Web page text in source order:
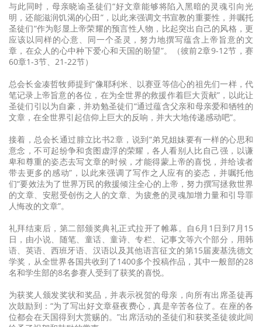
与此同时，母亲晓谕圣徒们“好文章能够将陷入黑暗的灵魂引向光
明，还能滋润饥渴的心田”，以此来强调文书宣教的重要性，并嘱托
圣徒们“作为彰显上帝荣耀的预言性人物，比起突出自己的风格，更
应该以同样的心意、同一个圣灵，努力地撰写蕴含上帝旨意的文
章，在众人的心中种下爱心和天国的盼望”。（彼前2章9-12节，赛
60章1-3节、21-22节）
总会长金凑哲牧师提到“像耶利米、以赛亚等信心的祖先们一样，代
笔记录上帝旨意的各位，在为全世界的救援作着巨大贡献”，以此让
圣徒们引以为自豪，并劝勉圣徒们“通过蕴含父亲和母亲爱和牺牲的
文章，在全世界引起信仰上巨大的反响，并大大地传递感动吧”。
接着，总会长通过腓立比书2章，说到“弟兄姐妹要有一样的心思和
意念，不可起纷争和贪图虚浮的荣耀，各人看别人比自己强，以谦
卑和尊重的姿态去写文章的时候，才能得蒙上帝的喜悦，并给读者
带去更多的感动”，以此来强调了写作之人应有的姿态，并嘱托他
们“要效法为了世界万民的救援倾注全心的上帝，努力撰写拯救世界
的文章、安慰受创伤之人的文章、为疲惫的灵魂加增力量和引导罪
人悔改的文章”。
礼拜结束后，第二部颁奖典礼正式拉开了帷幕。自6月1日到7月15
日，由小说、随笔、童话、童诗、专栏、记事文等六个部分，用韩
语、英语、西班牙语、汉语以及其他语言征文的第15届麦基洗德文
学奖，从全世界各国共收到了1400多个投稿作品，其中一般部的28
名和学生部的8名参赛人受到了获奖的喜悦。
为获奖人颁发奖状和奖品，并表示祝贺的母亲，向所有出席圣徒再
次鼓励到：“为了写出好文章昼夜费心，真是辛苦各位了。在座的各
位都会在天国得到大赏赐的。”出席活动的圣徒们和获奖圣徒彼此间